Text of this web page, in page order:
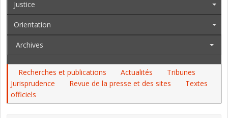
Justice
Orientation
Archives
Recherches et publications Actualités
Tribunes
Jurisprudence
Revue de la presse et des sites
Textes
officiels